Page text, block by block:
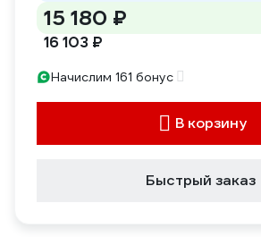
15 180 ₽
16 103 ₽
Начислим 161 бонус
В корзину
Быстрый заказ